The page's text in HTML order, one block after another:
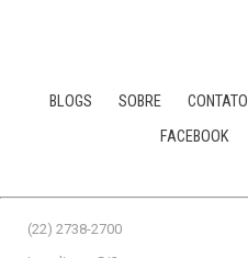
BLOGS SOBRE CONTATO
FACEBOOK
(22) 2738-2700